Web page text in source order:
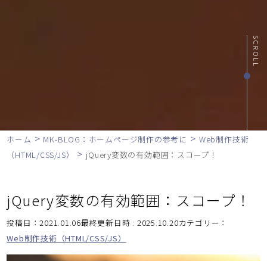
SCROLL
ホーム > MK-BLOG：ホームページ制作の参考に > Web制作技術
（HTML/CSS/JS）
> jQuery変数の有効範囲：スコープ！
jQuery変数の有効範囲：スコープ！
投稿日：2021.01.06最終更新日時 : 2025.10.20カテゴリー：
Web制作技術（HTML/CSS/JS）